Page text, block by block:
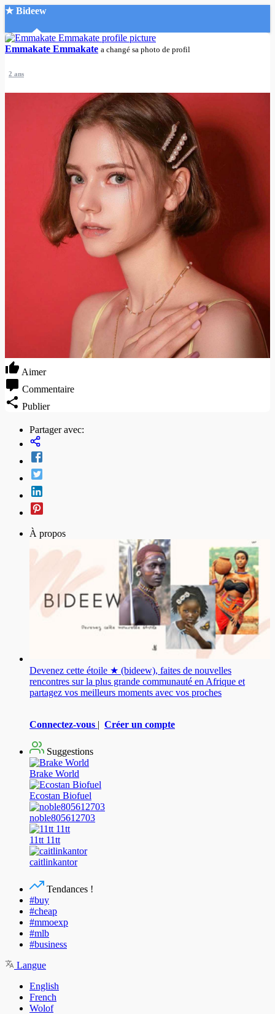
★ Bideew
Accueil
Recherche Avancée
Mon compte
Connexion
Créer un compte
Mode nuit
Emmakate Emmakate a changé sa photo de profil
2 ans
Aimer
Commentaire
Publier
Partager avec:
À propos
Devenez cette étoile ★ (bideew), faites de nouvelles
rencontres sur la plus grande communauté en Afrique et
partagez vos meilleurs moments avec vos proches
Connectez-vous | Créer un compte
Suggestions
Brake World
Ecostan Biofuel
noble805612703
11tt 11tt
caitlinkantor
Tendances !
#buy
#cheap
#mmoexp
#mlb
#business
Langue
English
French
Wolof